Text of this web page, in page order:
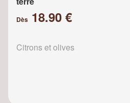
Dès 18.90 €
Citrons et olives